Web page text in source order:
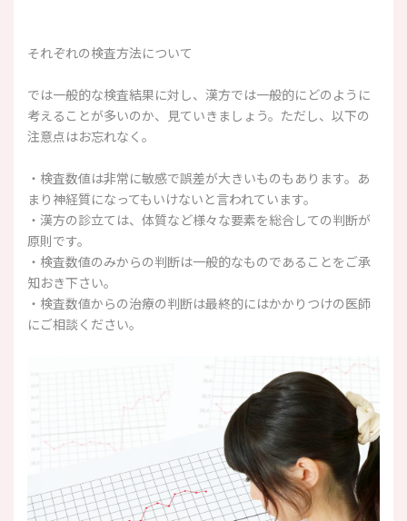
それぞれの検査方法について
では一般的な検査結果に対し、漢方では一般的にどのように
考えることが多いのか、見ていきましょう。ただし、以下の
注意点はお忘れなく。
・検査数値は非常に敏感で誤差が大きいものもあります。あ
まり神経質になってもいけないと言われています。
・漢方の診立ては、体質など様々な要素を総合しての判断が
原則です。
・検査数値のみからの判断は一般的なものであることをご承
知おき下さい。
・検査数値からの治療の判断は最終的にはかかりつけの医師
にご相談ください。